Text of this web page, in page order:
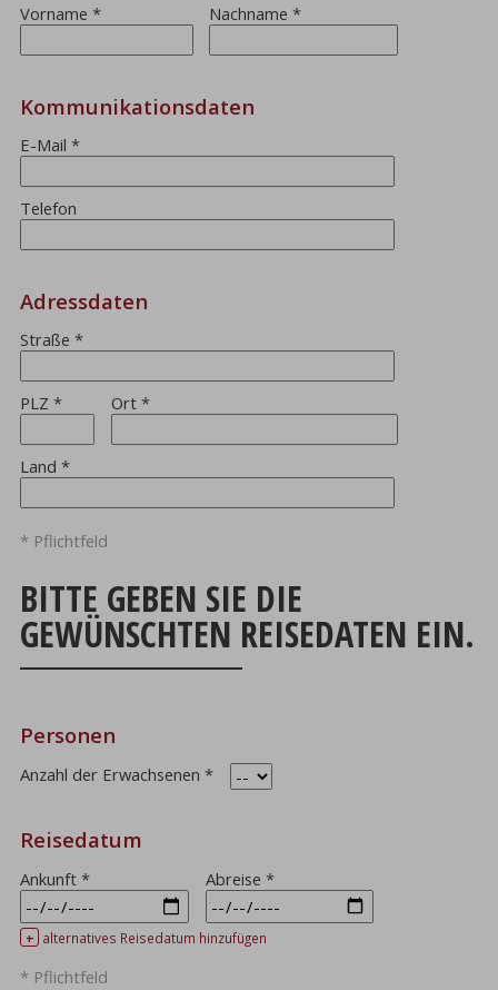
Vorname* Nachname*
Kommunikationsdaten
E-Mail*
Telefon
Adressdaten
Straße*
PLZ* Ort *
Land*
* Pflichtfeld
BITTE GEBEN SIE DIE
GEWÜNSCHTEN REISEDATEN EIN.
Personen
Anzahl der Erwachsenen*
Reisedatum
Ankunft* Abreise *
+ alternatives Reisedatum hinzufügen
* Pflichtfeld